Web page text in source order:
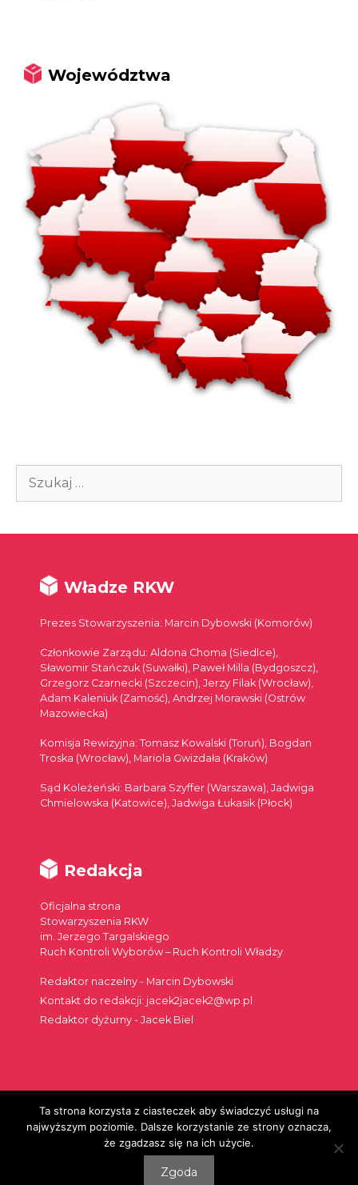
Województwa
Szukaj:
Władze RKW
Prezes Stowarzyszenia: Marcin Dybowski (Komorów)
Członkowie Zarządu: Aldona Choma (Siedlce),
Sławomir Stańczuk (Suwałki), Paweł Milla (Bydgoszcz),
Grzegorz Czarnecki (Szczecin), Jerzy Filak (Wrocław),
Adam Kaleniuk (Zamość), Andrzej Morawski (Ostrów
Mazowiecka)
Komisja Rewizyjna: Tomasz Kowalski (Toruń), Bogdan
Troska (Wrocław), Mariola Gwizdała (Kraków)
Sąd Koleżeński: Barbara Szyffer (Warszawa), Jadwiga
Chmielowska (Katowice), Jadwiga Łukasik (Płock)
Redakcja
Oficjalna strona
Stowarzyszenia RKW
im. Jerzego Targalskiego
Ruch Kontroli Wyborów – Ruch Kontroli Władzy
Redaktor naczelny - Marcin Dybowski
Kontakt do redakcji: jacek2jacek2@wp.pl
Redaktor dyżurny - Jacek Biel
Szukaj:
© 2026
Ta strona korzysta z ciasteczek aby świadczyć usługi na
najwyższym poziomie. Dalsze korzystanie ze strony oznacza,
że zgadzasz się na ich użycie.
Zgoda